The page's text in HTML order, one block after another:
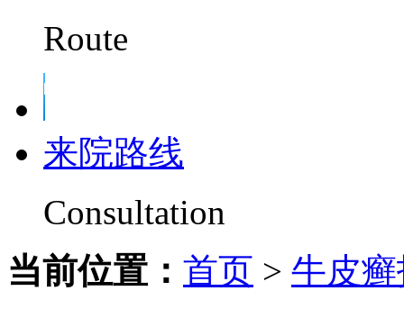
Route
来院路线
Consultation
当前位置： 首页 > 牛皮